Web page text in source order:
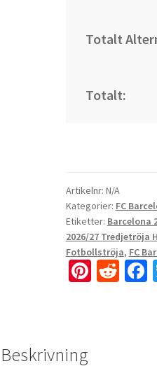
Totalt
Totalt:
Artikelnr: N/A
Kategorier: FC
Etiketter: Barcelona
2026/27 Tredjetröja
Fotbollströja, FC
Pi R
Beskrivning